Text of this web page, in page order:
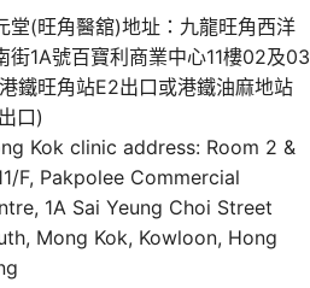
堂(旺角醫舘)地址：九龍旺角西洋
街1A號百寶利商業中心11樓02及03
鐵旺角站E2出口或港鐵油麻地站
口)
Kok clinic address: Room 2 &
F, Pakpolee Commercial
1A Sai Yeung Choi Street
Mong Kok, Kowloon, Hong